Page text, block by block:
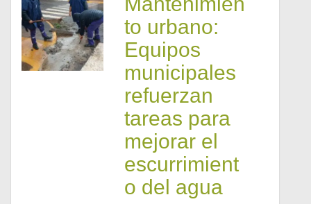
to urbano:
Equipos
municipales
refuerzan
tareas para
mejorar el
escurrimient
o del agua